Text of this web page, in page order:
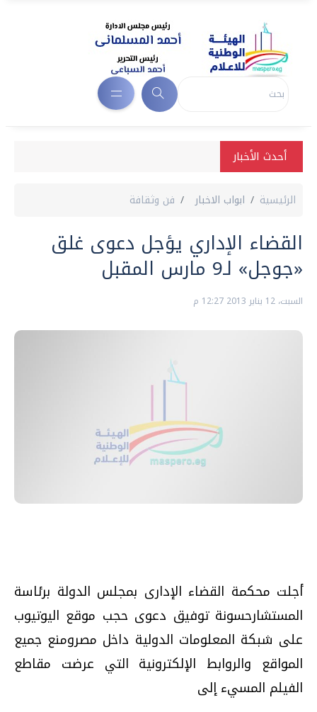
أحدث الأخبار
الرئيسية ابواب الاخبار فن وثقافة
القضاء الإداري يؤجل دعوى غلق
«جوجل» لـ9 مارس المقبل
السبت، 12 يناير 2013 12:27 م
أجلت محكمة القضاء الإدارى بمجلس الدولة برئاسة
المستشارحسونة توفيق دعوى حجب موقع اليوتيوب
على شبكة المعلومات الدولية داخل مصرومنع جميع
المواقع والروابط الإلكترونية التي عرضت مقاطع
الفيلم المسيء إلى